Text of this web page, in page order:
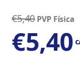
€5,40 PVP Física
€5,40